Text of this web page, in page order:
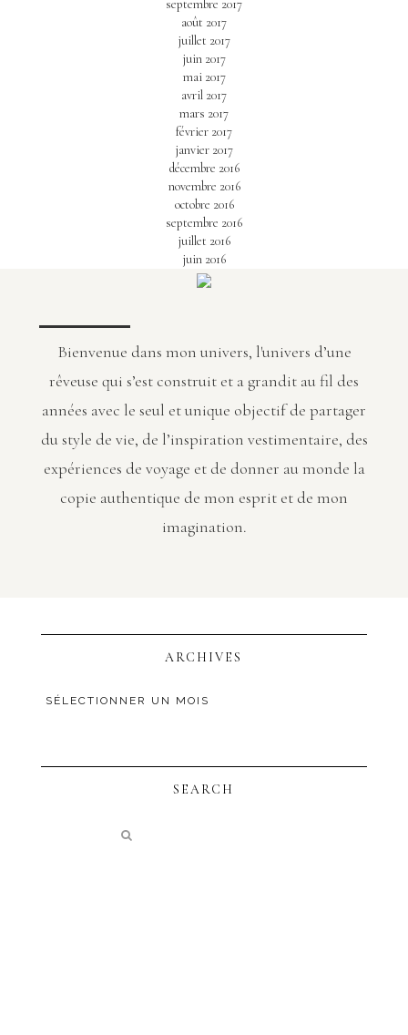
septembre 2017
août 2017
juillet 2017
juin 2017
mai 2017
avril 2017
mars 2017
février 2017
janvier 2017
décembre 2016
novembre 2016
octobre 2016
septembre 2016
juillet 2016
juin 2016
Bienvenue dans mon univers, l'univers d’une
rêveuse qui s’est construit et a grandit au fil des
années avec le seul et unique objectif de partager
du style de vie, de l’inspiration vestimentaire, des
expériences de voyage et de donner au monde la
copie authentique de mon esprit et de mon
imagination.
ARCHIVES
SEARCH